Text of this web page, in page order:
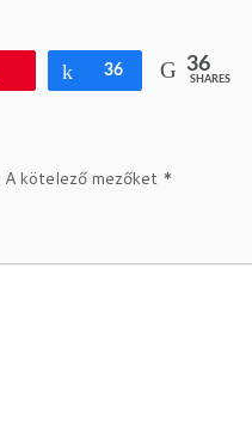
Share
36 36
SHARES
A kötelező mezőket *